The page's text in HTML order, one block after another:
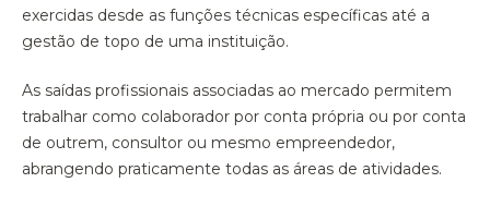
exercidas desde as funções técnicas específicas até a
gestão de topo de uma instituição.
As saídas profissionais associadas ao mercado permitem
trabalhar como colaborador por conta própria ou por conta
de outrem, consultor ou mesmo empreendedor,
abrangendo praticamente todas as áreas de atividades.